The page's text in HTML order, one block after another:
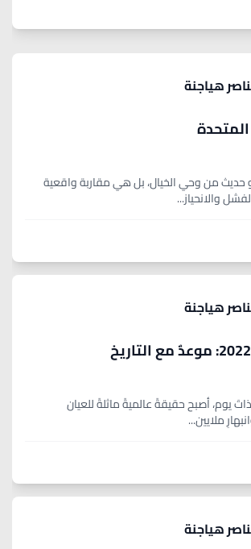
هياجنة
من وحي الخيال، بل هي مقاربة واقعية
والانحياز...
هياجنة
يوم، أصبح حقيقةً عالميةً ماثلةً للعيان
ملايين...
هياجنة